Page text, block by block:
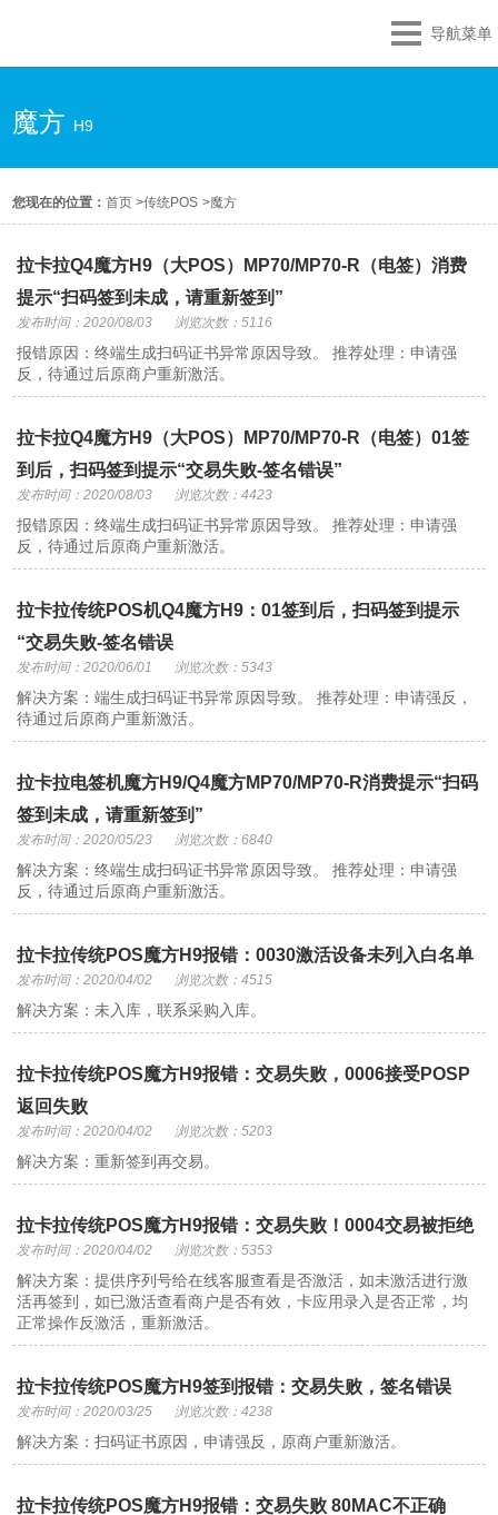
导航菜单
魔方 H9
您现在的位置：首页 >传统POS >魔方
拉卡拉Q4魔方H9（大POS）MP70/MP70-R（电签）消费
提示“扫码签到未成，请重新签到”
发布时间：2020/08/03 浏览次数：5116
报错原因：终端生成扫码证书异常原因导致。 推荐处理：申请强
反，待通过后原商户重新激活。
拉卡拉Q4魔方H9（大POS）MP70/MP70-R（电签）01签
到后，扫码签到提示“交易失败-签名错误”
发布时间：2020/08/03 浏览次数：4423
报错原因：终端生成扫码证书异常原因导致。 推荐处理：申请强
反，待通过后原商户重新激活。
拉卡拉传统POS机Q4魔方H9：01签到后，扫码签到提示
“交易失败-签名错误
发布时间：2020/06/01 浏览次数：5343
解决方案：端生成扫码证书异常原因导致。 推荐处理：申请强反，
待通过后原商户重新激活。
拉卡拉电签机魔方H9/Q4魔方MP70/MP70-R消费提示“扫码
签到未成，请重新签到”
发布时间：2020/05/23 浏览次数：6840
解决方案：终端生成扫码证书异常原因导致。 推荐处理：申请强
反，待通过后原商户重新激活。
拉卡拉传统POS魔方H9报错：0030激活设备未列入白名单
发布时间：2020/04/02 浏览次数：4515
解决方案：未入库，联系采购入库。
拉卡拉传统POS魔方H9报错：交易失败，0006接受POSP
返回失败
发布时间：2020/04/02 浏览次数：5203
解决方案：重新签到再交易。
拉卡拉传统POS魔方H9报错：交易失败！0004交易被拒绝
发布时间：2020/04/02 浏览次数：5353
解决方案：提供序列号给在线客服查看是否激活，如未激活进行激
活再签到，如已激活查看商户是否有效，卡应用录入是否正常，均
正常操作反激活，重新激活。
拉卡拉传统POS魔方H9签到报错：交易失败，签名错误
发布时间：2020/03/25 浏览次数：4238
解决方案：扫码证书原因，申请强反，原商户重新激活。
拉卡拉传统POS魔方H9报错：交易失败 80MAC不正确